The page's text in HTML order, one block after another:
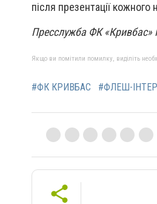
після презентації
Пресслужба ФК «Кривбас»
Якщо ви помітили помилку, виділіть
#ФК КРИВБАС #ФЛЕШ-